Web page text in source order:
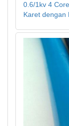
0.6/1kv 4
Karet dengan